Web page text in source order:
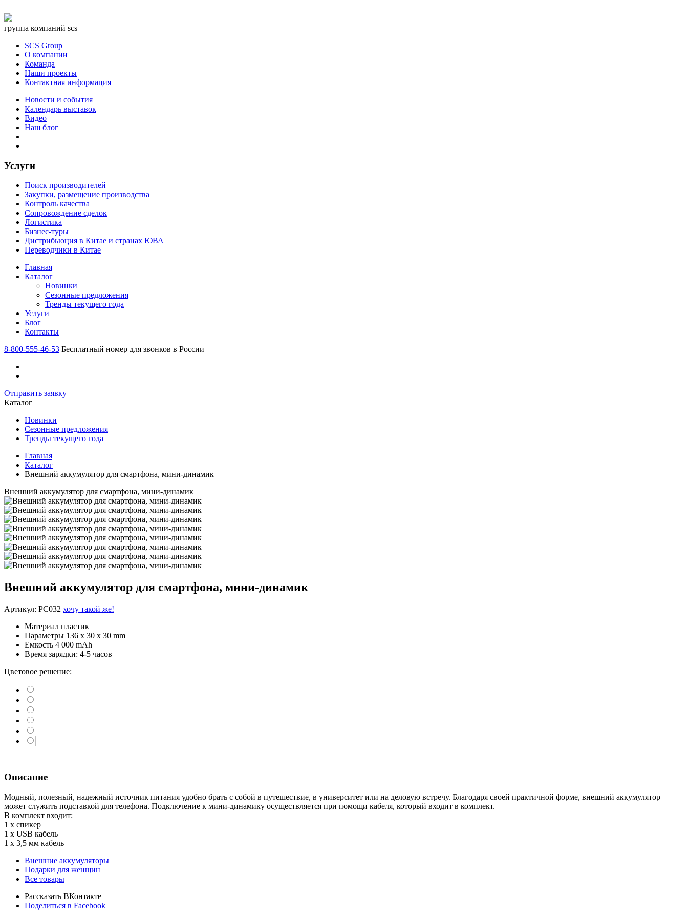
группа компаний scs
SCS Group
О компании
Команда
Наши проекты
Контактная информация
Новости и события
Календарь выставок
Видео
Наш блог
Услуги
Поиск производителей
Закупки, размещение производства
Контроль качества
Сопровождение сделок
Логистика
Бизнес-туры
Дистрибьюция в Китае и странах ЮВА
Переводчики в Китае
Главная
Каталог
Новинки
Сезонные предложения
Тренды текущего года
Услуги
Блог
Контакты
8-800-555-46-53 Бесплатный номер для звонков в России
Отправить заявку
Каталог
Новинки
Сезонные предложения
Тренды текущего года
Главная
Каталог
Внешний аккумулятор для смартфона, мини-динамик
Внешний аккумулятор для смартфона, мини-динамик
Внешний аккумулятор для смартфона, мини-динамик
Артикул: PC032 хочу такой же!
Материал пластик
Параметры 136 x 30 x 30 mm
Емкость 4 000 mAh
Время зарядки: 4-5 часов
Цветовое решение:
Описание
Модный, полезный, надежный источник питания удобно брать с собой в путешествие, в университет или на деловую встречу. Благодаря своей практичной форме, внешний аккумулятор
может служить подставкой для телефона. Подключение к мини-динамику осуществляется при помощи кабеля, который входит в комплект.
В комплект входит:
1 х спикер
1 х USB кабель
1 х 3,5 мм кабель
Внешние аккумуляторы
Подарки для женщин
Все товары
Рассказать ВКонтакте
Поделиться в Facebook